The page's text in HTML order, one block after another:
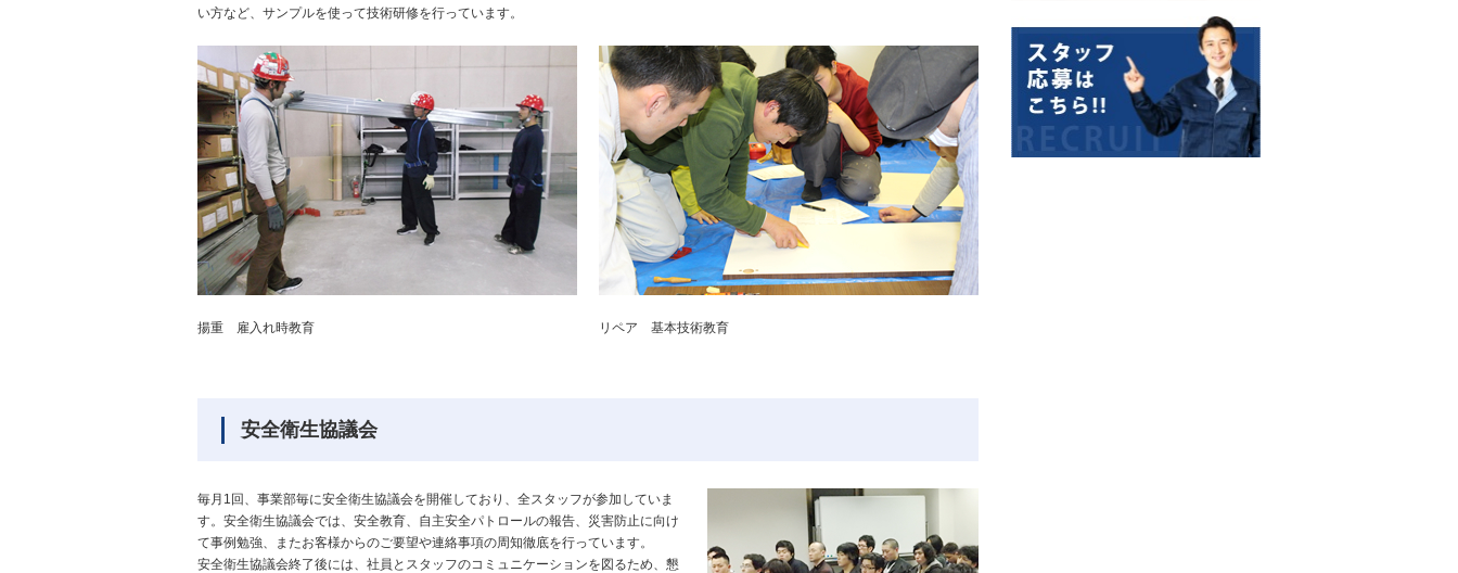
い方など、サンプルを使って技術研修を行っています。
揚重 雇入れ時教育 リペア 基本技術教育
安全衛生協議会
毎月1回、事業部毎に安全衛生協議会を開催しており、全スタッフが参加していま
す。安全衛生協議会では、安全教育、自主安全パトロールの報告、災害防止に向け
て事例勉強、またお客様からのご要望や連絡事項の周知徹底を行っています。
安全衛生協議会終了後には、社員とスタッフのコミュニケーションを図るため、懇